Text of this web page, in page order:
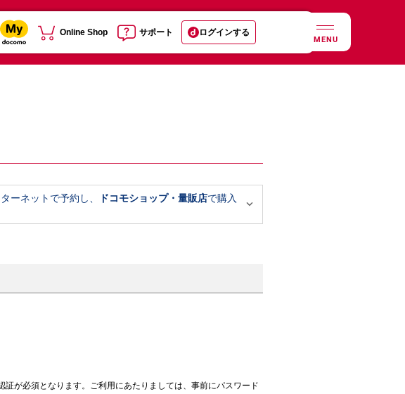
Online Shop サポート ログインする
MENU
ーネットで予約し、 ドコモショップ・量販店で購入

が必須となります。ご利用にあたりましては、事前にパスワード